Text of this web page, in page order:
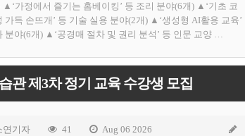
▲‘가정에서 즐기는 홈베이킹’ 등 조리 분야(6개) ▲‘기초 코
가득 손뜨개’ 등 기술 실용 분야(2개) ▲‘생성형 AI활용 교육’
분야(6개) ▲‘공경매 절차 및 권리 분석’ 등 인문 교양 …
관 제3차 정기 교육 수강생 모집
연기자 41 Aug 06 2026